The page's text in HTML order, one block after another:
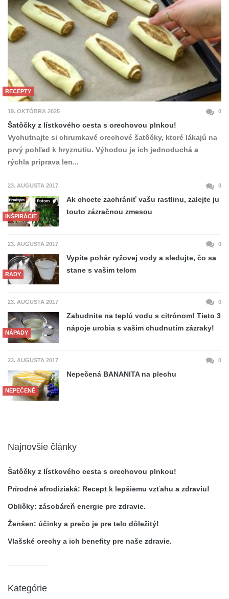
RECEPTY
19. OKTÓBRA 2025 0
Šatôčky z lístkového cesta s orechovou plnkou!
Vychutnajte si chrumkavé orechové šatôčky, ktoré lákajú na
prvý pohľad k hryznutiu. Výhodou je ich jednoduchá a
rýchla príprava len...
23. AUGUSTA 2017 0
INŠPIRÁCIE
Ak chcete zachrániť vašu rastlinu, zalejte ju
touto zázračnou zmesou
23. AUGUSTA 2017 0
RADY
Vypite pohár ryžovej vody a sledujte, čo sa
stane s vašim telom
23. AUGUSTA 2017 0
NÁPADY
Zabudnite na teplú vodu s citrónom! Tieto 3
nápoje urobia s vašim chudnutím zázraky!
23. AUGUSTA 2017 0
NEPEČENÉ
Nepečená BANANITA na plechu
Najnovšie články
Šatôčky z lístkového cesta s orechovou plnkou!
Prírodné afrodiziaká: Recept k lepšiemu vzťahu a zdraviu!
Obličky: zásobáreň energie pre zdravie.
Ženšen: účinky a prečo je pre telo dôležitý!
Vlašské orechy a ich benefity pre naše zdravie.
Kategórie